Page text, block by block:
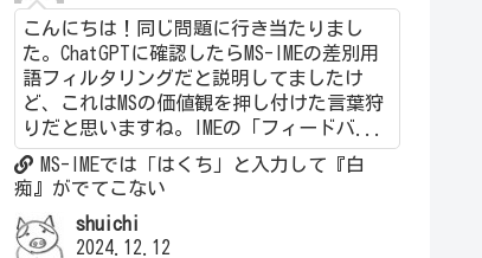
こんにちは！同じ問題に行き当たりまし
た。ChatGPTに確認したらMS-IMEの差別用
語フィルタリングだと説明してましたけ
ど、これはMSの価値観を押し付けた言葉狩
りだと思いますね。IMEの「フィードバ...
MS-IMEでは「はくち」と入力して『白
痴』がでてこない
shuichi
2024.12.12